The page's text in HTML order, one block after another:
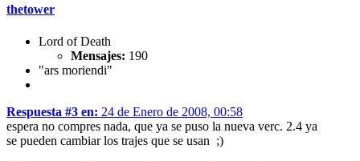
thetower
Lord of Death
Mensajes: 190
"ars moriendi"
Respuesta #3 en: 24 de Enero de 2008, 00:58
espera no compres nada, que ya se puso la nueva verc. 2.4 ya
se pueden cambiar los trajes que se usan ;)